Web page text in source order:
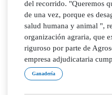
del recorrido. "Queremos
de una vez, porque es
salud humana y animal ",
organización agraria, que
riguroso por parte de
empresa adjudicataria
Ganadería